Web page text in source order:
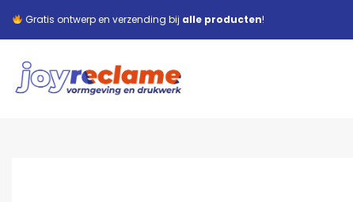
Gratis ontwerp en verzending bij alle producten!